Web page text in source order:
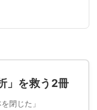
」を救う2冊
閉じた」